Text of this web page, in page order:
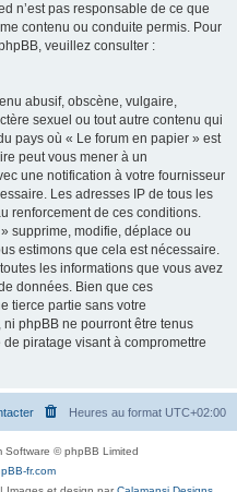
n’est pas responsable de ce que
contenu ou conduite permis. Pour
veuillez consulter :
abusif, obscène, vulgaire,
sexuel ou tout autre contenu qui
pays où « Le forum en papier » est
peut vous mener à un
une notification à votre fournisseur
Les adresses IP de tous les
renforcement de ces conditions.
supprime, modifie, déplace ou
estimons que cela est nécessaire.
les informations que vous avez
données. Bien que ces
tierce partie sans votre
phpBB ne pourront être tenus
piratage visant à compromettre
Heures au format UTC+02:00
Software © phpBB Limited
fr.com